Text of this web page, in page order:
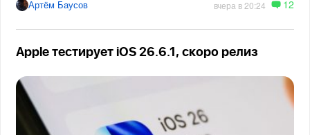
Артём Баусов вчера в 20:24 12
Apple тестирует iOS 26.6.1, скоро релиз